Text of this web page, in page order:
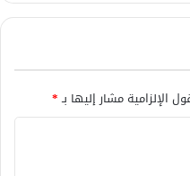
الإلزامية مشار إليها بـ*